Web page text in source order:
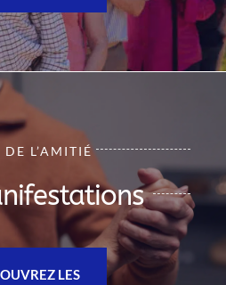
DE L’AMITIÉ
LES